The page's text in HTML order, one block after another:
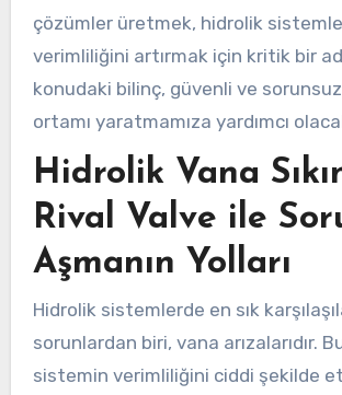
çözümler üretmek, hidrolik
verimliliğini artırmak için kritik bir
konudaki bilinç, güvenli ve
ortamı yaratmamıza yardımcı
Hidrolik Vana
Rival Valve ile
Aşmanın Yolları
Hidrolik sistemlerde en sık
sorunlardan biri, vana arızalarıdır.
sistemin verimliliğini ciddi şekilde